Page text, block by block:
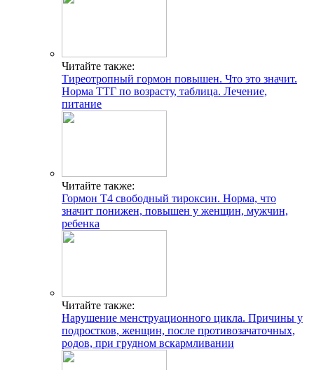
Читайте также:
Тиреотропный гормон повышен. Что это значит.
Норма ТТГ по возрасту, таблица. Лечение,
питание
Читайте также:
Гормон Т4 свободный тироксин. Норма, что
значит понижен, повышен у женщин, мужчин,
ребенка
Читайте также:
Нарушение менструационного цикла. Причины у
подростков, женщин, после противозачаточных,
родов, при грудном вскармливании